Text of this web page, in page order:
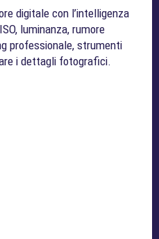
digitale con l’intelligenza
luminanza, rumore
professionale, strumenti
i dettagli fotografici.